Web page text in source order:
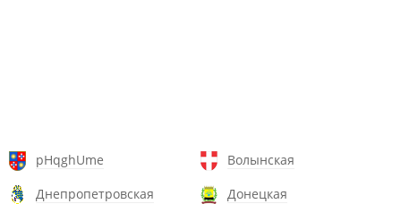
pHqghUme
Волынская
Днепропетровская
Донецкая